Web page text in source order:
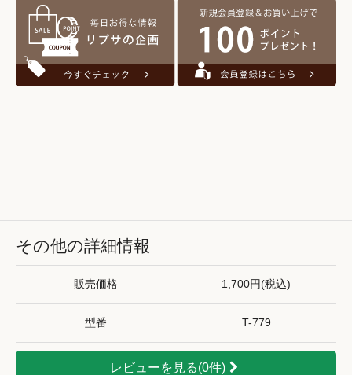
その他の詳細情報
販売価格 1,700円(税込)
型番 T-779
レビューを見る(0件)